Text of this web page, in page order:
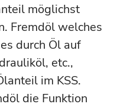
möglichst
Fremdöl welches
durch Öl auf
etc.,
im KSS.
die Funktion